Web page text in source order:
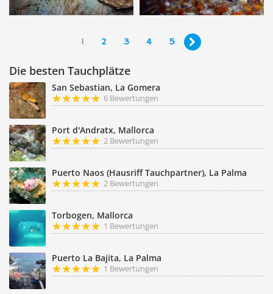
1 2 3 4 5 
Die besten Tauchplätze
San Sebastian, La Gomera
6 Bewertungen
Port d'Andratx, Mallorca
2 Bewertungen
Puerto Naos (Hausriff Tauchpartner), La Palma
2 Bewertungen
Torbogen, Mallorca
1 Bewertungen
Puerto La Bajita, La Palma
1 Bewertungen